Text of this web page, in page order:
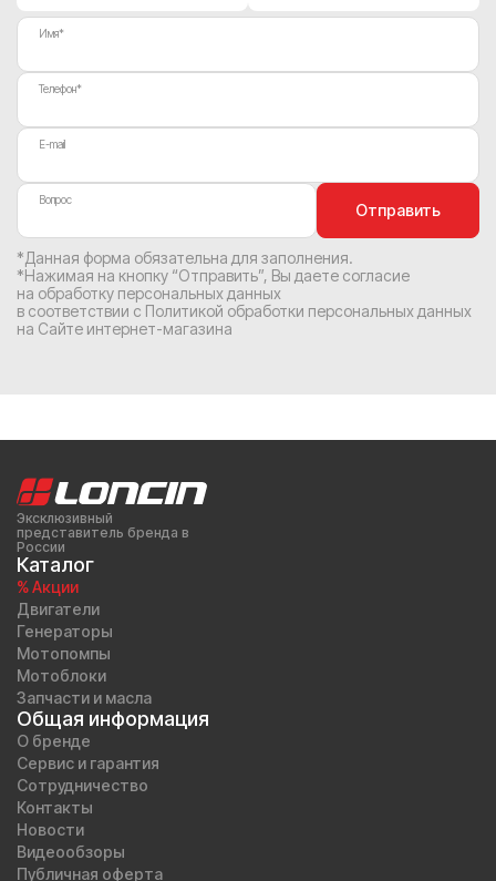
Имя*
Телефон*
E-mail
Вопрос
Отправить
*Данная форма обязательна для заполнения.
*Нажимая на кнопку “Отправить”, Вы даете согласие
на обработку персональных данных
в соответствии с Политикой обработки персональных данных
на Сайте интернет-магазина
Эксклюзивный
представитель бренда в
России
Каталог
% Акции
Двигатели
Генераторы
Мотопомпы
Мотоблоки
Запчасти и масла
Общая информация
О бренде
Сервис и гарантия
Сотрудничество
Контакты
Новости
Видеообзоры
Публичная оферта